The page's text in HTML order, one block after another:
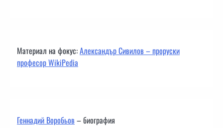
Материал на фокус:Александър Сивилов – проруски
професор WikiPedia
Геннадий Воробьов– биография